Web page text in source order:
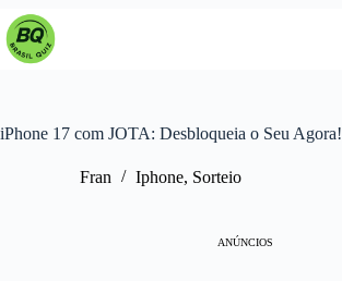
Pular
para
iPhone 17 com JOTA: Desbloqueia o Seu Agora!
Fran Iphone, Sorteio
ANÚNCIOS